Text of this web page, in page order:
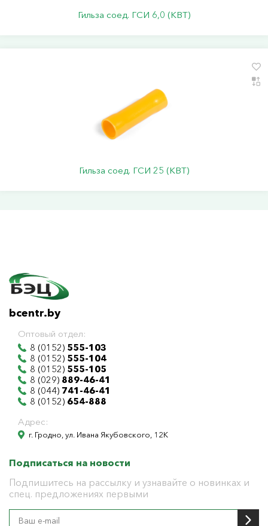
Гильза соед. ГСИ 6,0 (КВТ)
Гильза соед. ГСИ 25 (КВТ)
bcentr.by
Оптовый отдел:
8 (0152) 555-103
8 (0152) 555-104
8 (0152) 555-105
8 (029) 889-46-41
8 (044) 741-46-41
8 (0152) 654-888
Адрес:
г. Гродно, ул. Ивана Якубовского, 12К
Подписаться на новости
Подпишитесь на рассылку и узнавайте о новинках и
спец. предложениях первыми